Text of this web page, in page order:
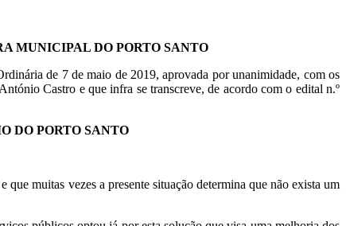
MUNICIPAL DO PORTO SANTO
de 7 de maio de 2019, aprovada por unanimidade, com os
Castro e que infra se transcreve, de acordo com o edital n.º
DO PORTO SANTO
muitas vezes a presente situação determina que não exista um